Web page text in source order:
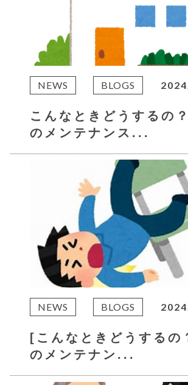
NEWS BLOGS
こんなときどうするの
のメンテナンス...
NEWS BLOGS
[こんなときどうする
のメンテナン...